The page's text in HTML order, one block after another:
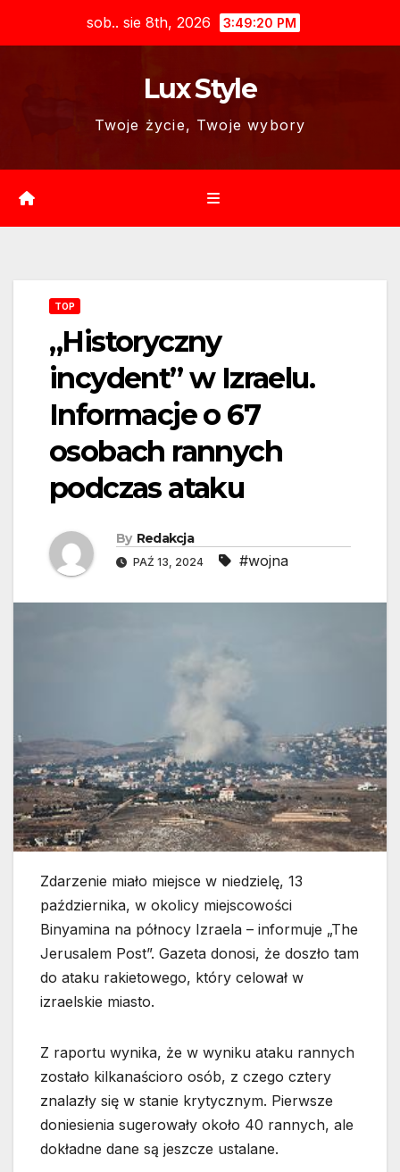
sob.. sie 8th, 2026 3:49:21 PM
Lux Style
Twoje życie, Twoje wybory
TOP
„Historyczny
incydent” w Izraelu.
Informacje o 67
osobach rannych
podczas ataku
By Redakcja
PAŹ 13, 2024 #wojna
Zdarzenie miało miejsce w niedzielę, 13
października, w okolicy miejscowości
Binyamina na północy Izraela – informuje „The
Jerusalem Post”. Gazeta donosi, że doszło tam
do ataku rakietowego, który celował w
izraelskie miasto.
Z raportu wynika, że w wyniku ataku rannych
zostało kilkanaścioro osób, z czego cztery
znalazły się w stanie krytycznym. Pierwsze
doniesienia sugerowały około 40 rannych, ale
dokładne dane są jeszcze ustalane.